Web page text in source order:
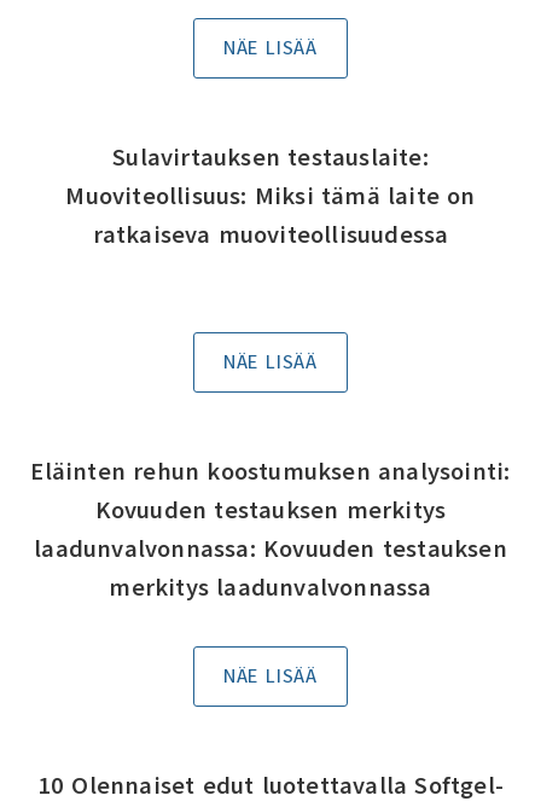
NÄE LISÄÄ
Sulavirtauksen testauslaite:
Muoviteollisuus: Miksi tämä laite on
ratkaiseva muoviteollisuudessa
NÄE LISÄÄ
Eläinten rehun koostumuksen analysointi:
Kovuuden testauksen merkitys
laadunvalvonnassa: Kovuuden testauksen
merkitys laadunvalvonnassa
NÄE LISÄÄ
10 Olennaiset edut luotettavalla Softgel-